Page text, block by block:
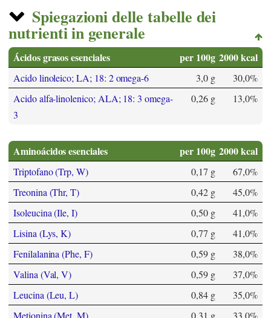
Spiegazioni delle tabelle dei
nutrienti in generale
Ácidos grasos esenciales per 100g 2000 kcal
Acido linoleico; LA; 18: 2 omega-6 3,0 g
30,0%
Acido alfa-linolenico; ALA; 18: 3 omega-
3
0,26 g 13,0%
Aminoácidos esenciales per 100g 2000 kcal
Triptofano (Trp, W) 0,17 g
67,0%
Treonina (Thr, T)
0,42 g
45,0%
Isoleucina (Ile, I)
0,50 g
41,0%
Lisina (Lys, K)
0,77 g
41,0%
Fenilalanina (Phe, F)
0,59 g
38,0%
Valina (Val, V)
0,59 g
37,0%
Leucina (Leu, L)
0,84 g
35,0%